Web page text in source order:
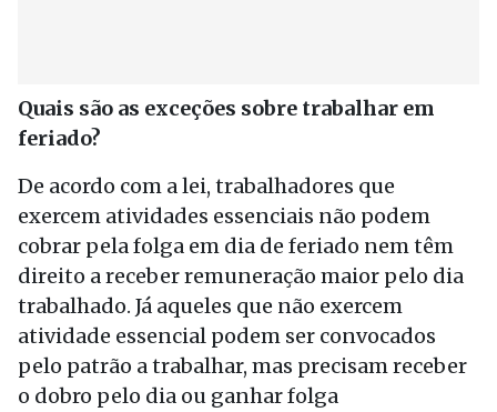
Quais são as exceções sobre trabalhar em
feriado?
De acordo com a lei, trabalhadores que
exercem atividades essenciais não podem
cobrar pela folga em dia de feriado nem têm
direito a receber remuneração maior pelo dia
trabalhado. Já aqueles que não exercem
atividade essencial podem ser convocados
pelo patrão a trabalhar, mas precisam receber
o dobro pelo dia ou ganhar folga